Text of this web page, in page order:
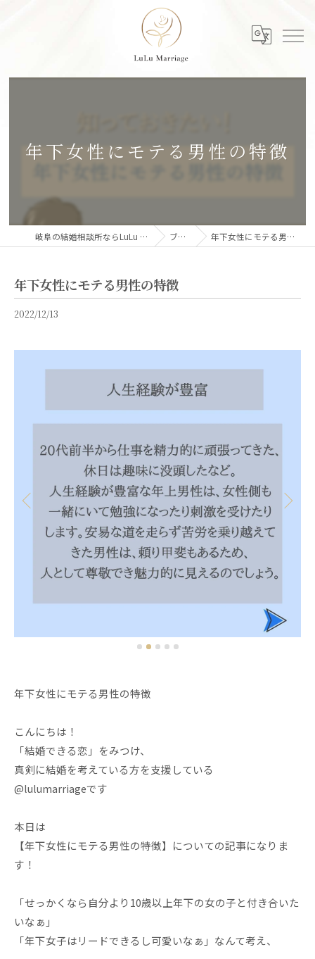
年下女性にモテる男性の特徴
岐阜の結婚相談所ならLuLu Marriage ブログ 年下女性にモテる男性の特徴
年下女性にモテる男性の特徴
2022/12/13
年下女性にモテる男性の特徴
こんにちは！
「結婚できる恋」をみつけ、
真剣に結婚を考えている方を支援している
@lulumarriageです
本日は
【年下女性にモテる男性の特徴】についての記事になりま
す！
「せっかくなら自分より10歳以上年下の女の子と付き合いた
いなぁ」
「年下女子はリードできるし可愛いなぁ」なんて考え、